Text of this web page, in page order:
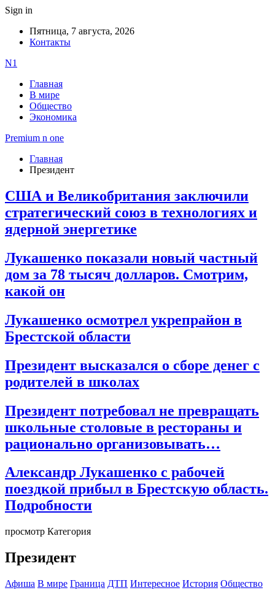
Sign in
Пятница, 7 августа, 2026
Контакты
N1
Главная
В мире
Общество
Экономика
Premium n one
Главная
Президент
США и Великобритания заключили
стратегический союз в технологиях и
ядерной энергетике
Лукашенко показали новый частный
дом за 78 тысяч долларов. Смотрим,
какой он
Лукашенко осмотрел укрепрайон в
Брестской области
Президент высказался о сборе денег с
родителей в школах
Президент потребовал не превращать
школьные столовые в рестораны и
рационально организовывать…
Александр Лукашенко с рабочей
поездкой прибыл в Брестскую область.
Подробности
просмотр Категория
Президент
Афиша В мире Граница ДТП Интересное История Общество